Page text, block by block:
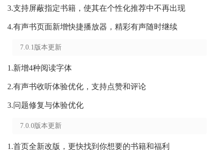
3.支持屏蔽指定书籍，使其在个性化推荐中不再出现
4.有声书页面新增快捷播放器，精彩有声随时继续
7.0.1版本更新
1.新增4种阅读字体
2.有声书收听体验优化，支持点赞和评论
3.问题修复与体验优化
7.0.0版本更新
1.首页全新改版，更快找到你想要的书籍和福利